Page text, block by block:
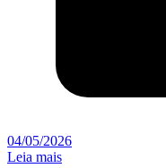
04/05/2026
Leia mais